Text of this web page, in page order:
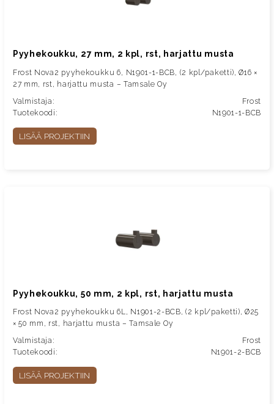
Pyyhekoukku, 27 mm, 2 kpl, rst, harjattu musta
Frost Nova2 pyyhekoukku 6, N1901-1-BCB, (2 kpl/paketti), Ø16 ×
27 mm, rst, harjattu musta – Tamsale Oy
Valmistaja:
Frost
Tuotekoodi:
N1901-1-BCB
LISÄÄ PROJEKTIIN
Pyyhekoukku, 50 mm, 2 kpl, rst, harjattu musta
Frost Nova2 pyyhekoukku 6L, N1901-2-BCB, (2 kpl/paketti), Ø25
× 50 mm, rst, harjattu musta – Tamsale Oy
Valmistaja:
Frost
Tuotekoodi:
N1901-2-BCB
LISÄÄ PROJEKTIIN